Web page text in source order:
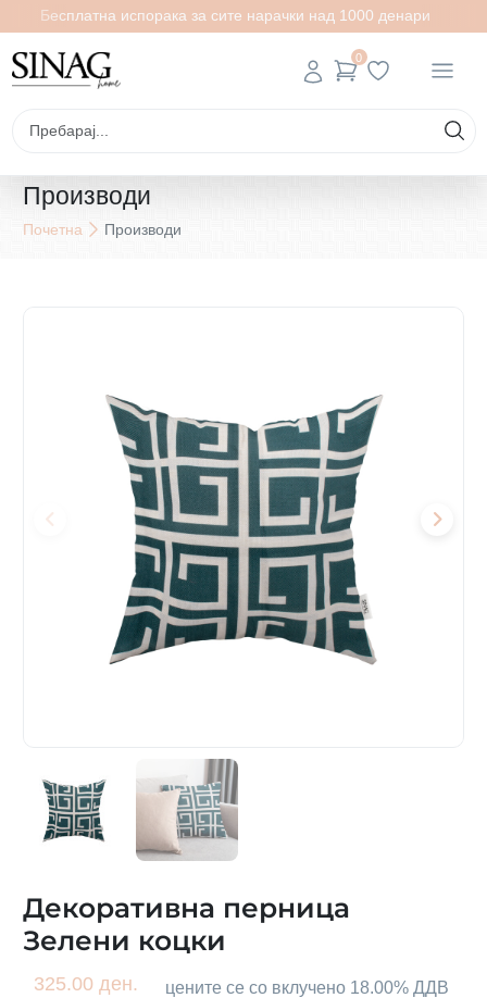
Бесплатна испорака за сите нарачки над 1000 денари
0
Производи
Почетна Производи
Декоративна перница
Зелени коцки
325.00 ден. цените се со вклучено 18.00% ДДВ